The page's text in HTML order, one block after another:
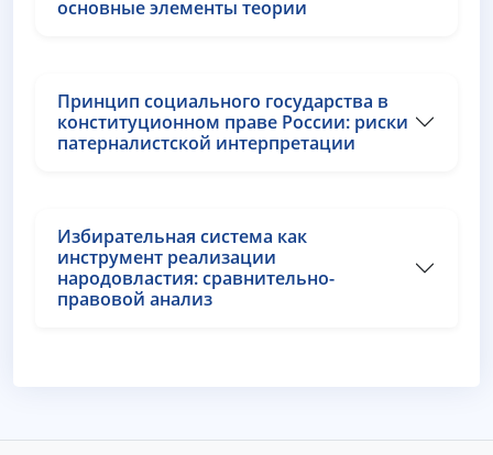
основные элементы теории
Принцип социального государства в
конституционном праве России: риски
патерналистской интерпретации
Избирательная система как
инструмент реализации
народовластия: сравнительно-
правовой анализ